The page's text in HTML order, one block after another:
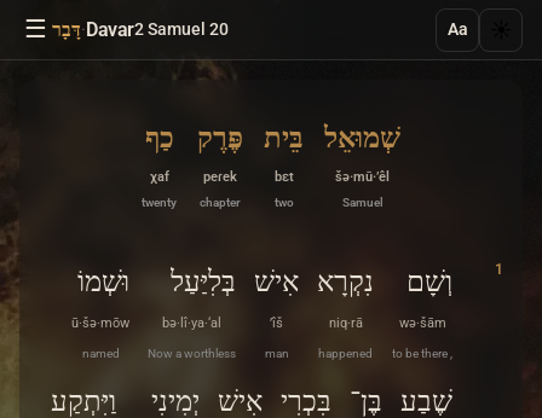
☰ דָּבָר·Davar2 Samuel 20 Aa
שְׁמוּאֵל
šə·mū·’êl
Samuel
בֵּית
bɛt
two
פֶּרֶק
peɾek
chapter
כַף
χaf
twenty
1 וְשָׁם
wə·šām
to be there ,
נִקְרָא
niq·rā
happened
אִישׁ
’îš
man
בְּלִיַּעַל
bə·lî·ya·‘al
Now a worthless
וּשְׁמוֹ
ū·šə·mōw
named
שֶׁבַע בֶּן־ בִּכְרִי אִישׁ יְמִינִי וַיִּתְקַע